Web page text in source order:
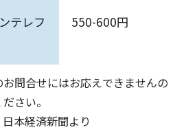
テレフ
550-600円
問合せにはお応えできませんの
さい。
本経済新聞より